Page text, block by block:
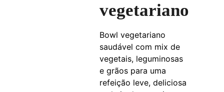
vegetariano
Bowl vegetariano
saudável com mix de
vegetais, leguminosas
e grãos para uma
refeição leve, deliciosa